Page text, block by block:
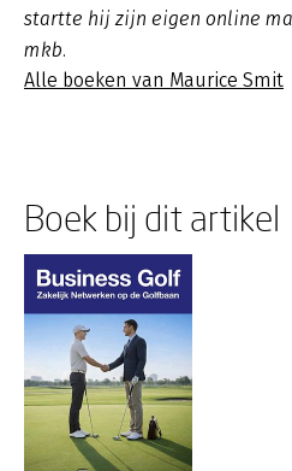
startte hij zijn eigen online
mkb.
Alle boeken van Maurice Smit
Boek bij dit artikel